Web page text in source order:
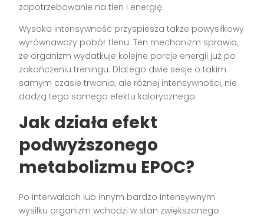
zapotrzebowanie na tlen i energię.
Wysoka intensywność przyspiesza także powysiłkowy
wyrównawczy pobór tlenu. Ten mechanizm sprawia,
że organizm wydatkuje kolejne porcje energii już po
zakończeniu treningu. Dlatego dwie sesje o takim
samym czasie trwania, ale różnej intensywności, nie
dadzą tego samego efektu kalorycznego.
Jak działa efekt
podwyższonego
metabolizmu EPOC?
Po interwałach lub innym bardzo intensywnym
wysiłku organizm wchodzi w stan zwiększonego